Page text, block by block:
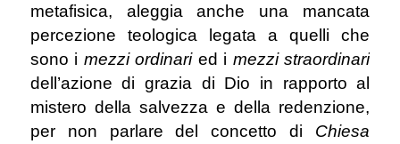
metafisica, aleggia anche una mancata
percezione teologica legata a quelli che
sono i mezzi ordinaried i mezzi straordinari
dell’azione di grazia di Dio in rapporto al
mistero della salvezza e della redenzione,
per non parlare del concetto di Chiesa